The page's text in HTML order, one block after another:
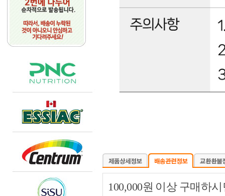
100,000원 이상 구매하